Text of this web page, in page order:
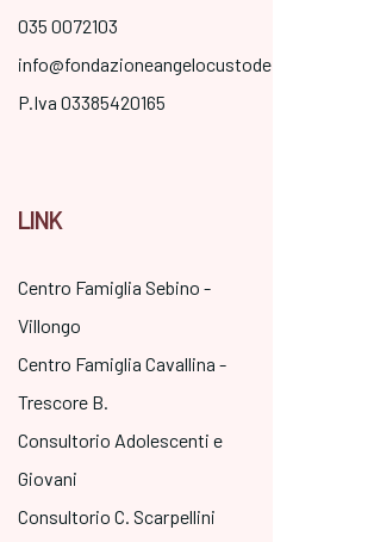
035 0072103
info@fondazioneangelocustode.it
P.Iva 03385420165
LINK
Centro Famiglia Sebino -
Villongo
Centro Famiglia Cavallina -
Trescore B.
Consultorio Adolescenti e
Giovani
Consultorio C. Scarpellini